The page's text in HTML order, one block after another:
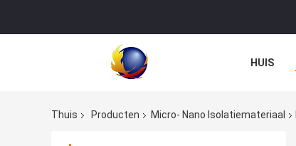
HUIS
Thuis Producten Micro- Nano Isolatiemateriaal